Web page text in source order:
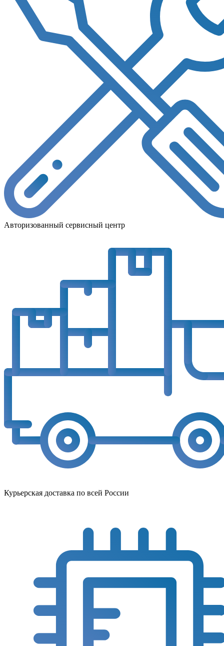
Авторизованный сервисный центр
Курьерская доставка по всей России